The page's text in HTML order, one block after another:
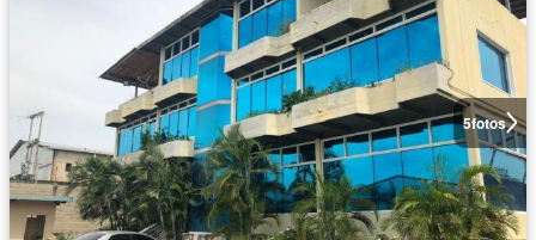
5fotos